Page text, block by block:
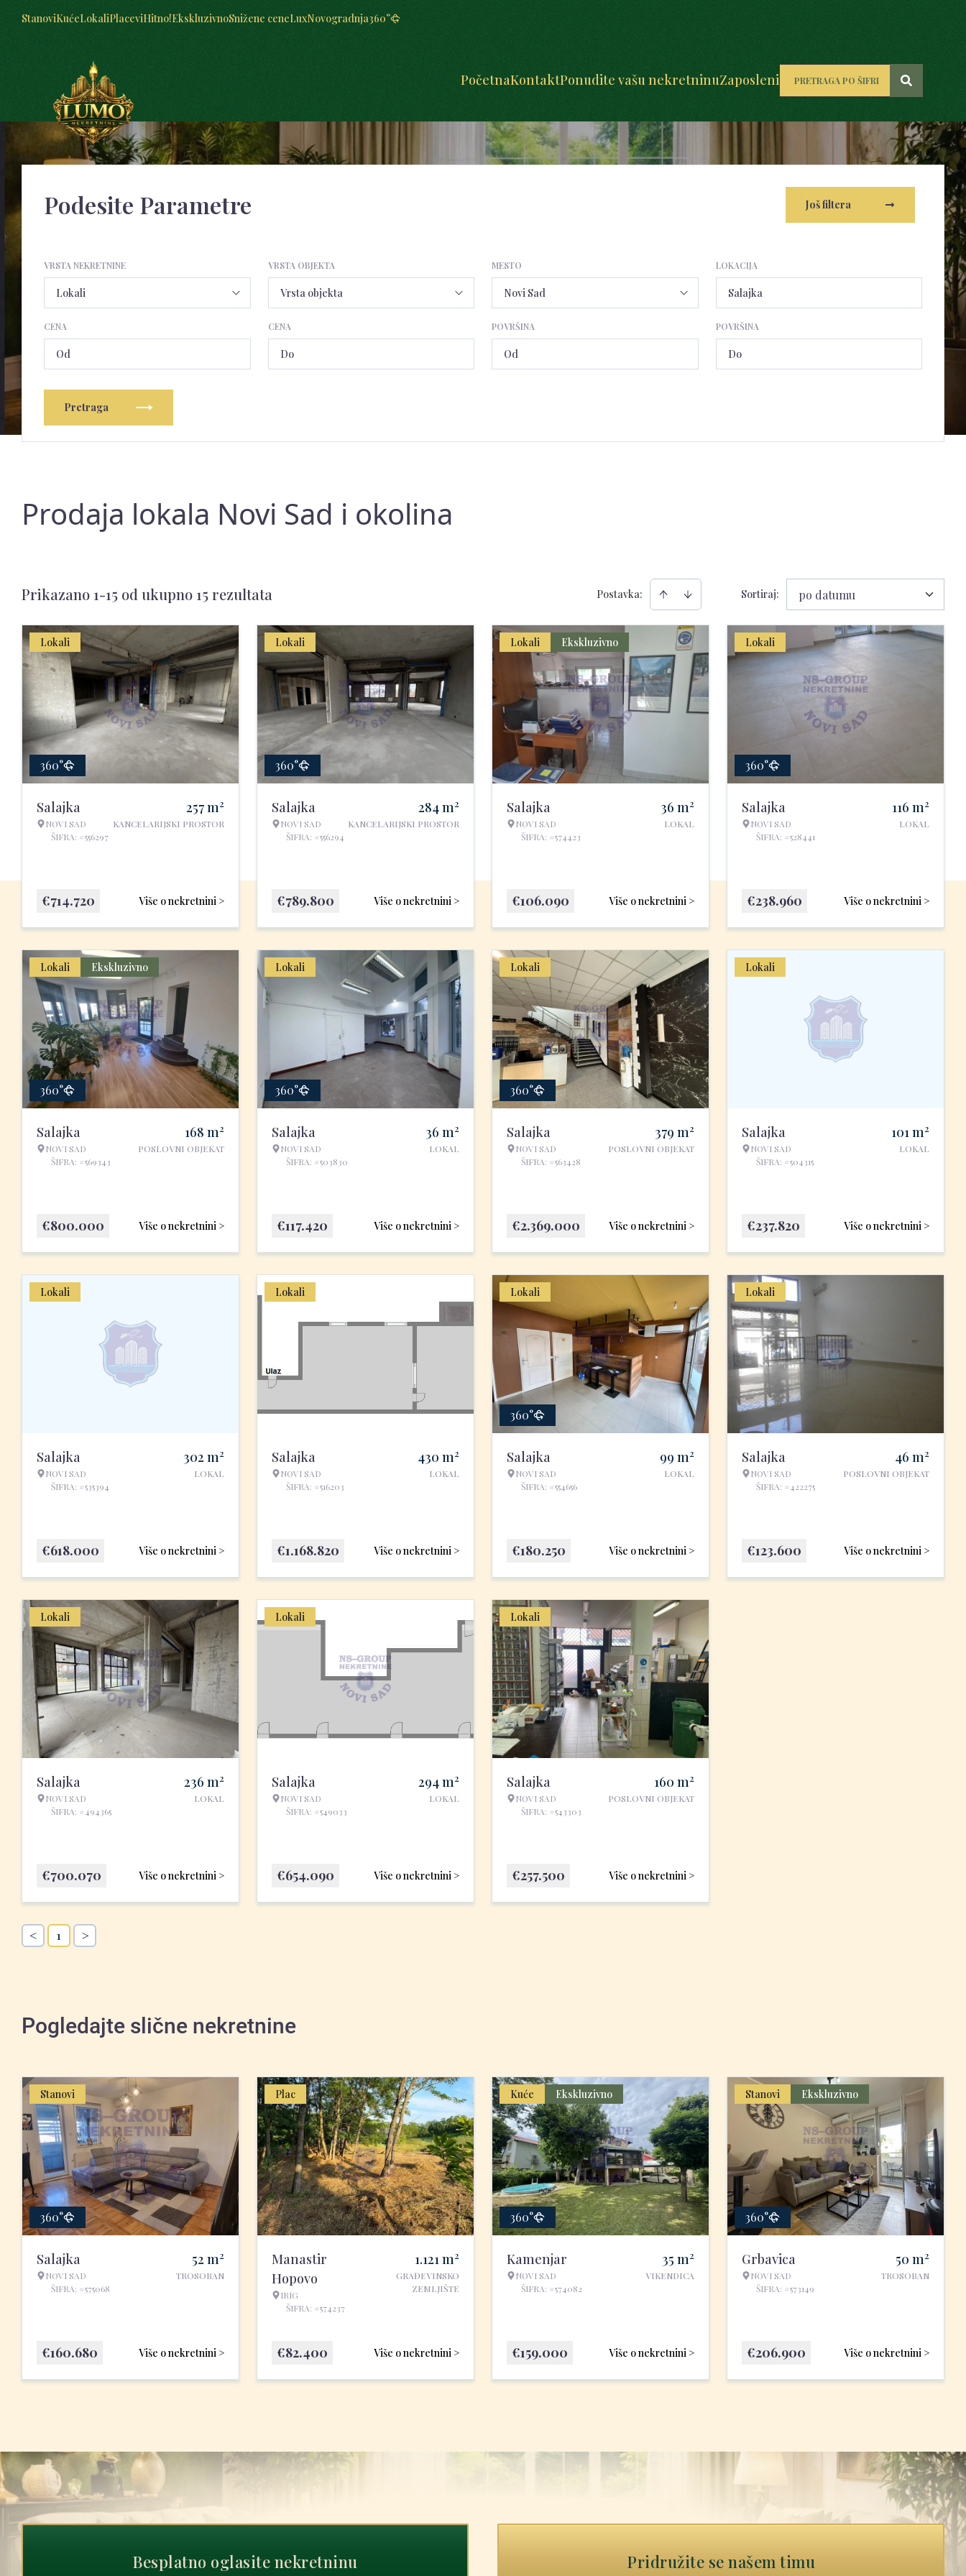
StanoviKućeLokaliPlaceviHitno!EkskluzivnoSnižene ceneLuxNovogradnja360°
PočetnaKontaktPonudite vašu nekretninuZaposleni
Podesite Parametre Još filtera
VRSTA NEKRETNINE VRSTA OBJEKTA MESTO LOKACIJA
Salajka
CENA CENA POVRŠINA POVRŠINA
Pretraga
Prodaja lokala Novi Sad i okolina
Prikazano 1-15 od ukupno 15 rezultata Postavka: Sortiraj: po datumu
Lokali
360°
Salajka
NOVI SAD
ŠIFRA: #556297
257m2
KANCELARIJSKI PROSTOR
Više o nekretnini >
€714.720
Lokali
360°
Salajka
NOVI SAD
ŠIFRA: #556294
284m2
KANCELARIJSKI PROSTOR
Više o nekretnini >
€789.800
Lokali Ekskluzivno
Salajka
NOVI SAD
ŠIFRA: #574423
36 m2
LOKAL
Više o nekretnini >
€106.090
Lokali
360°
Salajka
NOVI SAD
ŠIFRA: #528441
116 m2
LOKAL
Više o nekretnini >
€238.960
Lokali Ekskluzivno
360°
Salajka
NOVI SAD
ŠIFRA: #569343
168 m2
POSLOVNI OBJEKAT
Više o nekretnini >
€800.000
Lokali
360°
Salajka
NOVI SAD
ŠIFRA: #503830
36 m2
LOKAL
Više o nekretnini >
€117.420
Lokali
360°
Salajka
NOVI SAD
ŠIFRA: #563428
379 m2
POSLOVNI OBJEKAT
Više o nekretnini >
€2.369.000
Lokali
Salajka
NOVI SAD
ŠIFRA: #504315
101m2
LOKAL
Više o nekretnini >
€237.820
Lokali
Salajka
NOVI SAD
ŠIFRA: #535394
302 m2
LOKAL
Više o nekretnini >
€618.000
Lokali
Salajka
NOVI SAD
ŠIFRA: #516203
430 m2
LOKAL
Više o nekretnini >
€1.168.820
Lokali
360°
Salajka
NOVI SAD
ŠIFRA: #554656
99 m2
LOKAL
Više o nekretnini >
€180.250
Lokali
Salajka
NOVI SAD
ŠIFRA: #422275
46 m2
POSLOVNI OBJEKAT
Više o nekretnini >
€123.600
Lokali
Salajka
NOVI SAD
ŠIFRA: #494365
236 m2
LOKAL
Više o nekretnini >
€700.070
Lokali
Salajka
NOVI SAD
ŠIFRA: #549033
294m2
LOKAL
Više o nekretnini >
€654.090
Lokali
Salajka
NOVI SAD
ŠIFRA: #543303
160 m2
POSLOVNI OBJEKAT
Više o nekretnini >
€257.500
< 1 >
Pogledajte slične nekretnine
Stanovi
360°
Salajka
NOVI SAD
ŠIFRA: #575068
52 m2
TROSOBAN
Više o nekretnini >
€160.680
Plac
Manastir
Hopovo
IRIG
ŠIFRA: #574237
1.121m2
GRAĐEVINSKO
ZEMLJIŠTE
Više o nekretnini >
€82.400
Kuće Ekskluzivno
360°
Kamenjar
NOVI SAD
ŠIFRA: #574082
35 m2
VIKENDICA
Više o nekretnini >
€159.000
Stanovi Ekskluzivno
360°
Grbavica
NOVI SAD
ŠIFRA: #573149
50 m2
TROSOBAN
Više o nekretnini >
€206.900
Besplatno oglasite nekretninu Pridružite se našem timu